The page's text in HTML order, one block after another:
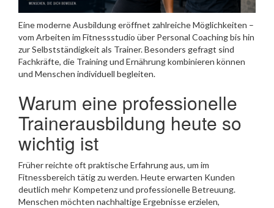
Eine moderne Ausbildung eröffnet zahlreiche Möglichkeiten –
vom Arbeiten im Fitnessstudio über Personal Coaching bis hin
zur Selbstständigkeit als Trainer. Besonders gefragt sind
Fachkräfte, die Training und Ernährung kombinieren können
und Menschen individuell begleiten.
Warum eine professionelle
Trainerausbildung heute so
wichtig ist
Früher reichte oft praktische Erfahrung aus, um im
Fitnessbereich tätig zu werden. Heute erwarten Kunden
deutlich mehr Kompetenz und professionelle Betreuung.
Menschen möchten nachhaltige Ergebnisse erzielen,